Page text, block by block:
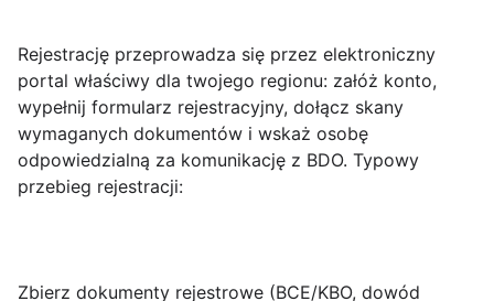
Rejestrację przeprowadza się przez elektroniczny
portal właściwy dla twojego regionu: załóż konto,
wypełnij formularz rejestracyjny, dołącz skany
wymaganych dokumentów i wskaż osobę
odpowiedzialną za komunikację z BDO. Typowy
przebieg rejestracji:
Zbierz dokumenty rejestrowe (BCE/KBO, dowód